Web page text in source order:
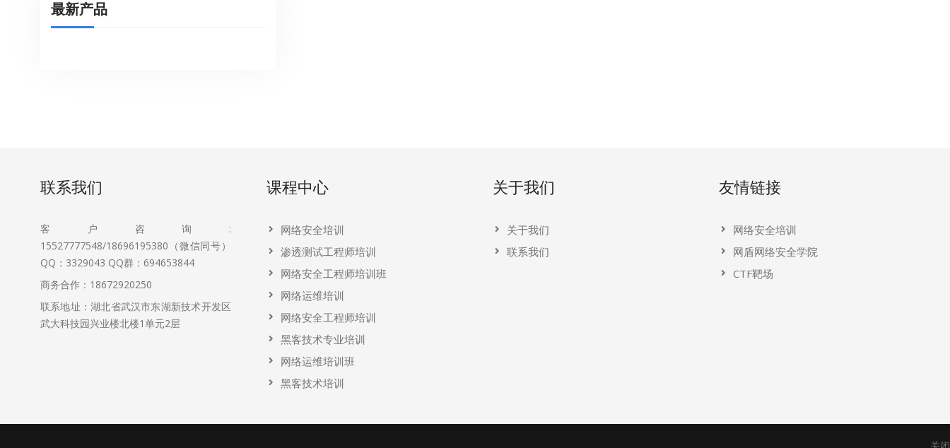
最新产品
联系我们
客户咨询:
15527777548/18696195380（微信同号）
QQ：3329043 QQ群：694653844
商务合作：18672920250
联系地址：湖北省武汉市东湖新技术开发区
武大科技园兴业楼北楼1单元2层
课程中心
网络安全培训
渗透测试工程师培训
网络安全工程师培训班
网络运维培训
网络安全工程师培训
黑客技术专业培训
网络运维培训班
黑客技术培训
关于我们
关于我们
联系我们
友情链接
网络安全培训
网盾网络安全学院
CTF靶场